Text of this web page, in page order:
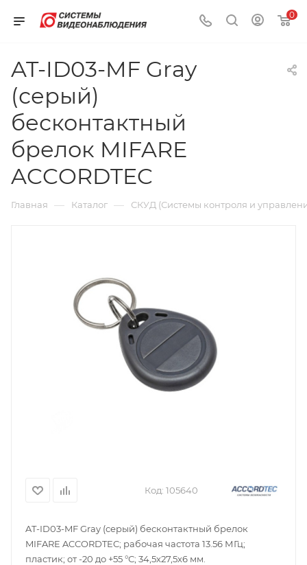
0
AT-ID03-MF Gray
(серый)
бесконтактный
брелок MIFARE
ACCORDTEC
Главная — Каталог — СКУД (Системы контроля и
Код: 105640
AT-ID03-MF Gray (серый) бесконтактный брелок
MIFARE ACCORDTEC; рабочая частота 13.56 МГц;
пластик; от -20 до +55 °С; 34,5х27,5х6 мм.